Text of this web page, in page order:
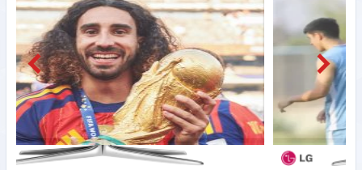
خبرورزشی ویدیو| زمان جدید آماده نشدن ورزشگاه آزادی و تختی اعلام شد!
خبرگزاری میزان توافق پاری‌سن‌ژرمن با فران تورس؛ حالا نوبت مذاکره با بارسلوناست
باشگاه خبرنگاران جوان بازی‌های سرخابی‌ها به شهرقدس رفت/ استقلال خوزستان به تهران بازگشت
خبرانلاین هافبک سابق پرسپولیس در پیکان
خبرورزشی فنرباغچه مذاکرات را کلید زد؛ ستاره بلژیکی در آستانه ترک ناپولی
آخرین ویدیوها